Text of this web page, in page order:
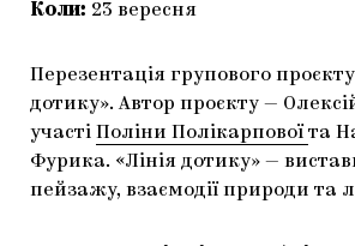
Коли: 23 вересня
Перезентація групового проєкту
дотику». Автор проєкту —
участі Поліни Полікарпової та
Фурика. «Лінія дотику» —
пейзажу, взаємодії природи та